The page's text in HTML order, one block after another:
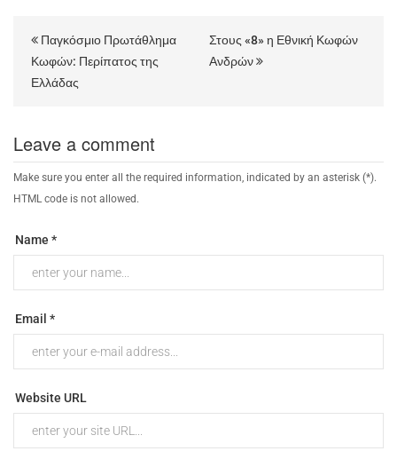
Παγκόσμιο Πρωτάθλημα
Κωφών: Περίπατος της
Ελλάδας
Στους «8» η Εθνική Κωφών
Ανδρών
Leave a comment
Make sure you enter all the required information, indicated by an asterisk (*).
HTML code is not allowed.
Name *
Email *
Website URL